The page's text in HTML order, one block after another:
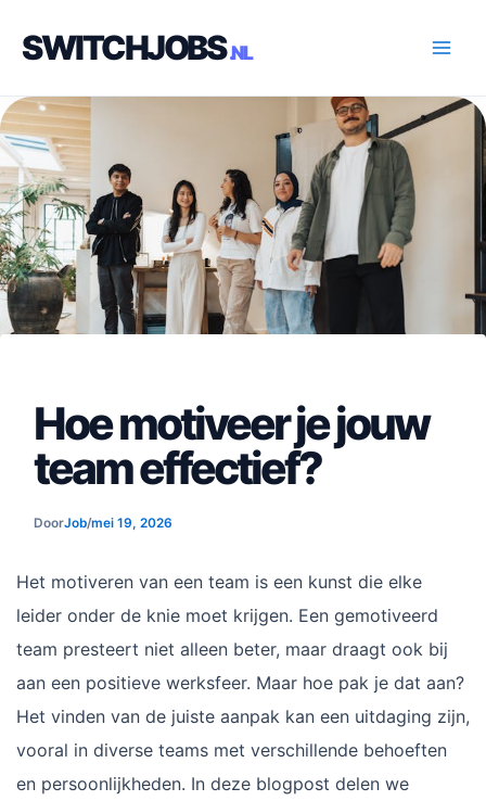
naarSWITCHJOBS
Hoe motiveer je jouw
team effectief?
DoorJob/mei 19, 2026
Het motiveren van een team is een kunst die elke
leider onder de knie moet krijgen. Een gemotiveerd
team presteert niet alleen beter, maar draagt ook bij
aan een positieve werksfeer. Maar hoe pak je dat aan?
Het vinden van de juiste aanpak kan een uitdaging zijn,
vooral in diverse teams met verschillende behoeften
en persoonlijkheden. In deze blogpost delen we